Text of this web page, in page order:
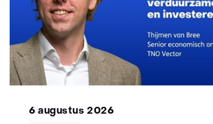
6 augustus 2026